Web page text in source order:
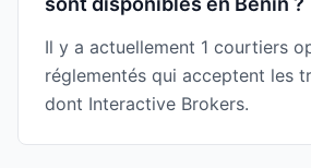
Il y a actuellement 1 courtiers
réglementés qui acceptent les
dont Interactive Brokers.